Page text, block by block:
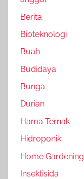
Berita
Bioteknologi
Buah
Budidaya
Bunga
Durian
Hama Ternak
Hidroponik
Home Gardening
Insektisida